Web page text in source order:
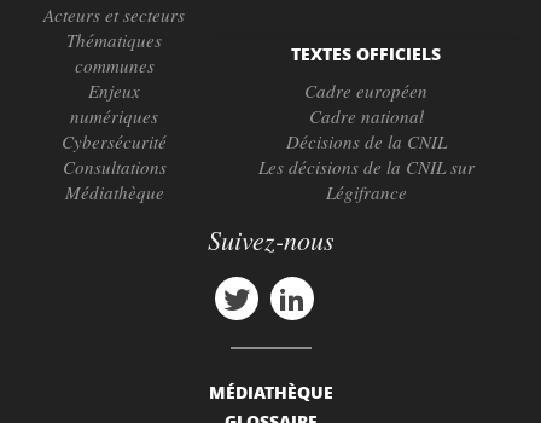
Acteurs et secteurs
Thématiques
communes
Enjeux
numériques
Cybersécurité
Consultations
Médiathèque
TEXTES OFFICIELS
Cadre européen
Cadre national
Décisions de la CNIL
Les décisions de la CNIL sur
Légifrance
Suivez-nous
MÉDIATHÈQUE